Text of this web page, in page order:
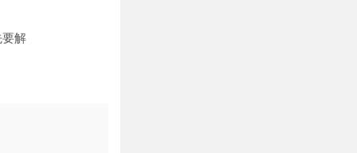
解